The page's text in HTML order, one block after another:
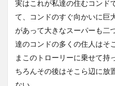
実はこれが私達の住むコンド
て、コンドのすぐ向かいに巨
があって大きなスーパーも二
達のコンドの多くの住人はそ
まこのトローリーに乗せて持
ちろんその後はそこら辺に放